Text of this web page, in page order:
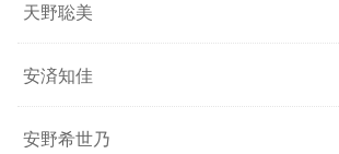
天野聡美
安済知佳
安野希世乃